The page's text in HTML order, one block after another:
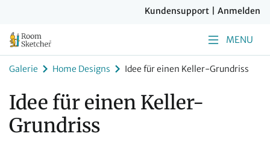
Kundensupport Anmelden
MENU
Galerie Home Designs Idee für einen Keller-Grundriss
Idee für einen Keller-
Grundriss